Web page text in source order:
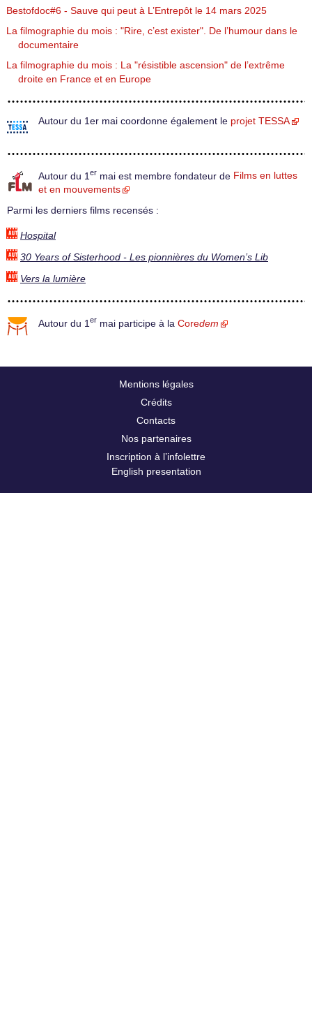
Bestofdoc#6 - Sauve qui peut à L’Entrepôt le 14 mars 2025
La filmographie du mois : "Rire, c’est exister". De l’humour dans le
documentaire
La filmographie du mois : La "résistible ascension" de l’extrême
droite en France et en Europe
Autour du 1er mai coordonne également le projet TESSA
Autour du 1 er mai est membre fondateur de Films en luttes
et en mouvements
Parmi les derniers films recensés :
Hospital
30 Years of Sisterhood - Les pionnières du Women’s Lib
Vers la lumière
Autour du 1 er mai participe à la Coredem
Mentions légales
Crédits
Contacts
Nos partenaires
Inscription à l’infolettre
English presentation